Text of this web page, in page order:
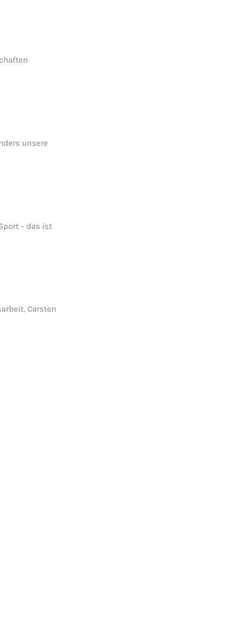
unsere
– das ist
Carsten